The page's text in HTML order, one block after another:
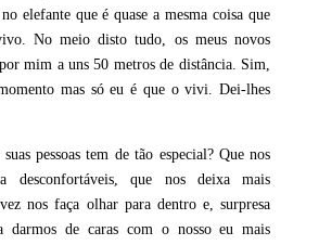
elefante que é quase a mesma coisa que
No meio disto tudo, os meus novos
mim a uns 50 metros de distância. Sim,
mas só eu é que o vivi. Dei-lhes
pessoas tem de tão especial? Que nos
desconfortáveis, que nos deixa mais
nos faça olhar para dentro e, surpresa
darmos de caras com o nosso eu mais